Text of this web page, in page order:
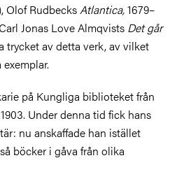
Olof RudbecksAtlantica,1679–
Jonas Love Almqvists Det går
trycket av detta verk, av vilket
på Kungliga biblioteket från
Under denna tid fick hans
nu anskaffade han istället
böcker i gåva från olika